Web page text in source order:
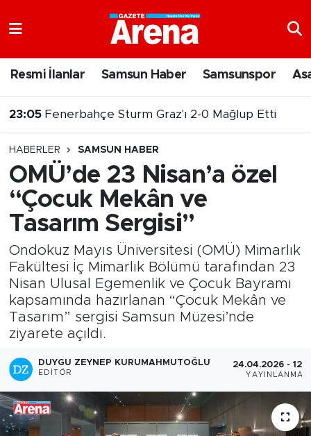
Resmi İlanlar Samsun Haber Samsunspor
Fenerbahçe Sturm Graz'ı 2-0 Mağlup Etti
22:14 Samsun 144 milyar TL'lik yatırımla gelişmeye devam ediyor
HABERLER SAMSUN HABER
OMÜ’de 23 Nisan’a özel
“Çocuk Mekân ve
Tasarım Sergisi”
Ondokuz Mayıs Üniversitesi (OMÜ) Mimarlık
Fakültesi İç Mimarlık Bölümü tarafından 23
Nisan Ulusal Egemenlik ve Çocuk Bayramı
kapsamında hazırlanan “Çocuk Mekân ve
Tasarım” sergisi Samsun Müzesi’nde
ziyarete açıldı.
DUYGU ZEYNEP KURUMAHMUTOĞLU
EDITÖR
24.04.2026 -
YAYINLANMA
Samsun Namaz Vakitleri
Trafik Durumu
Süper Lig Puan Durumu ve Fikstür
Tüm Manşetler
Son Dakika Haberleri
Haber Arşivi